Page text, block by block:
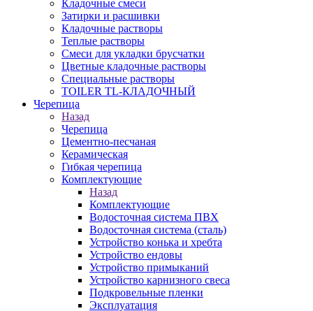
Кладочные смеси
Затирки и расшивки
Кладочные растворы
Теплые растворы
Смеси для укладки брусчатки
Цветные кладочные растворы
Специальные растворы
TOILER TL-КЛАДОЧНЫЙ
Черепица
Назад
Черепица
Цементно-песчаная
Керамическая
Гибкая черепица
Комплектующие
Назад
Комплектующие
Водосточная система ПВХ
Водосточная система (сталь)
Устройство конька и хребта
Устройство ендовы
Устройство примыканий
Устройство карнизного свеса
Подкровельные пленки
Эксплуатация